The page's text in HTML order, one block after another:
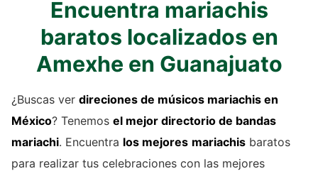
Encuentra mariachis
baratos localizados en
Amexhe en Guanajuato
¿Buscas ver direciones de músicos mariachis en
México? Tenemos el mejor directorio de bandas
mariachi. Encuentra los mejores mariachis baratos
para realizar tus celebraciones con las mejores